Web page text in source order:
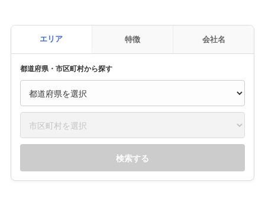
エリア 特徴 会社名
都道府県・市区町村から探す
検索する